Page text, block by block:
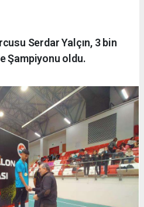
Serdar Yalçın, 3 bin
Şampiyonu oldu.